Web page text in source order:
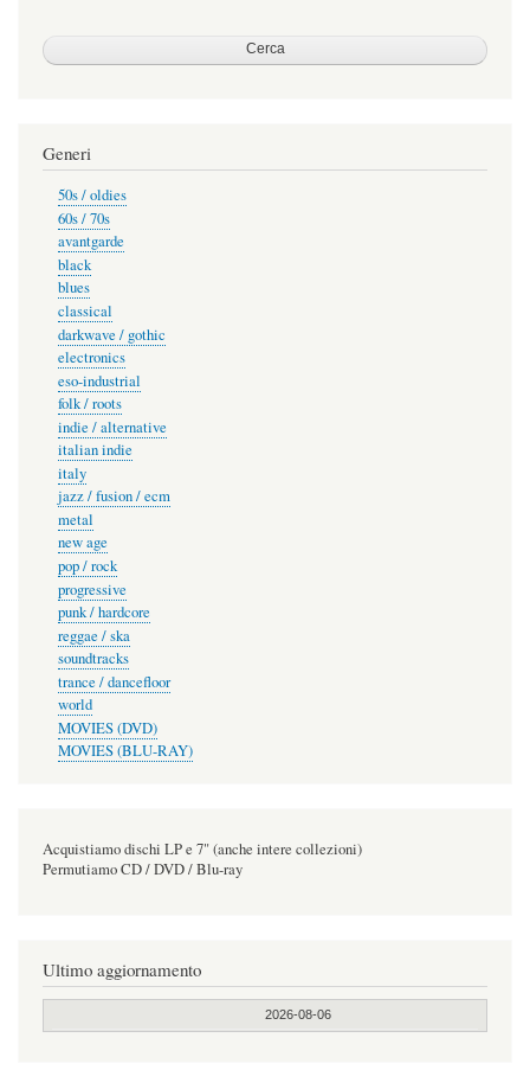
Generi
50s / oldies
60s / 70s
avantgarde
black
blues
classical
darkwave / gothic
electronics
eso-industrial
folk / roots
indie / alternative
italian indie
italy
jazz / fusion / ecm
metal
new age
pop / rock
progressive
punk / hardcore
reggae / ska
soundtracks
trance / dancefloor
world
MOVIES (DVD)
MOVIES (BLU-RAY)
Acquistiamo dischi LP e 7" (anche intere collezioni)
Permutiamo CD / DVD / Blu-ray
Ultimo aggiornamento
2026-08-06